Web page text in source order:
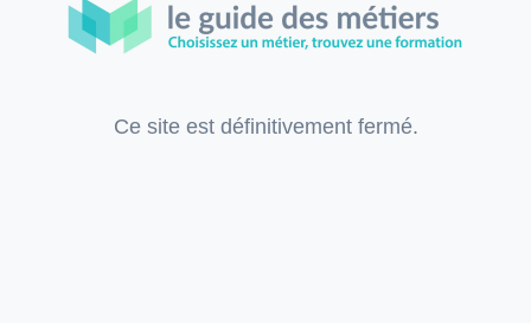
Ce site est définitivement fermé.